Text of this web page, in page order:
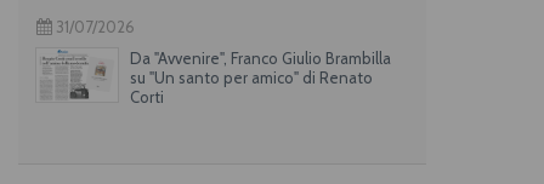
31/07/2026
Da "Avvenire", Franco Giulio Brambilla
su "Un santo per amico" di Renato
Corti